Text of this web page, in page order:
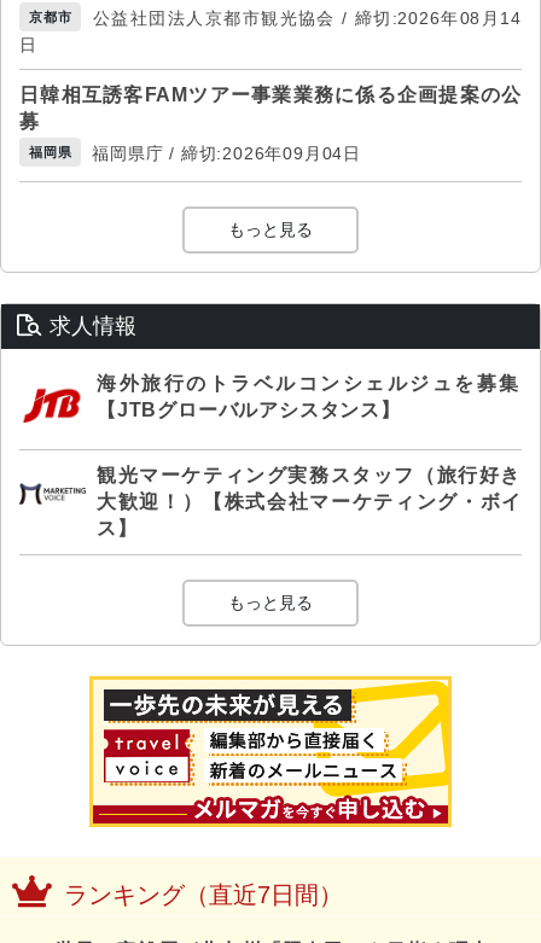
京都市
公益社団法人京都市観光協会 / 締切:2026年08月14
日
日韓相互誘客FAMツアー事業業務に係る企画提案の公
募
福岡県 福岡県庁 / 締切:2026年09月04日
もっと見る
求人情報
海外旅行のトラベルコンシェルジュを募集
【JTBグローバルアシスタンス】
観光マーケティング実務スタッフ（旅行好き
大歓迎！）【株式会社マーケティング・ボイ
ス】
もっと見る
ランキング（直近7日間）